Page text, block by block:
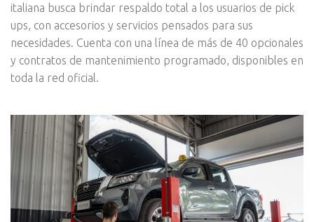
italiana busca brindar respaldo total a los usuarios de pick
ups, con accesorios y servicios pensados para sus
necesidades. Cuenta con una línea de más de 40 opcionales
y contratos de mantenimiento programado, disponibles en
toda la red oficial.